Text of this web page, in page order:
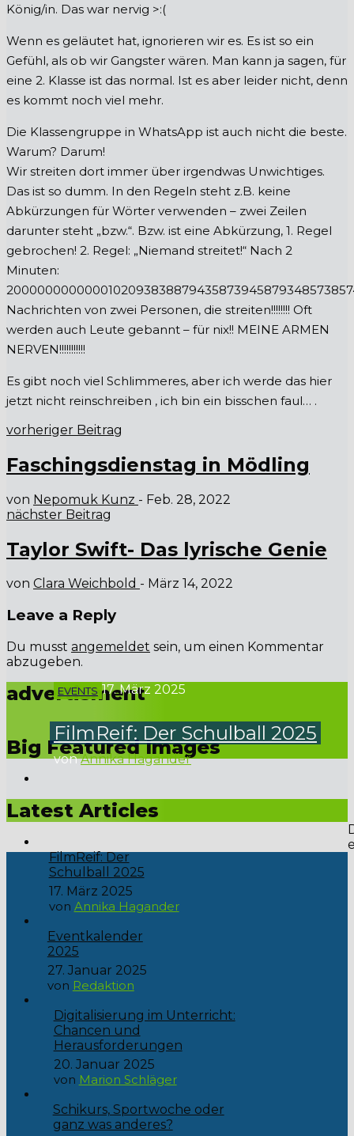
König/in. Das war nervig >:(
Wenn es geläutet hat, ignorieren wir es. Es ist so ein
Gefühl, als ob wir Gangster wären. Man kann ja sagen, für
eine 2. Klasse ist das normal. Ist es aber leider nicht, denn
es kommt noch viel mehr.
Die Klassengruppe in WhatsApp ist auch nicht die beste.
Warum? Darum!
Wir streiten dort immer über irgendwas Unwichtiges.
Das ist so dumm. In den Regeln steht z.B. keine
Abkürzungen für Wörter verwenden – zwei Zeilen
darunter steht „bzw.“. Bzw. ist eine Abkürzung, 1. Regel
gebrochen! 2. Regel: „Niemand streitet!“ Nach 2
Minuten:
Nachrichten von zwei Personen, die streiten!!!!!!!! Oft
werden auch Leute gebannt – für nix!! MEINE ARMEN
NERVEN!!!!!!!!!!!
Es gibt noch viel Schlimmeres, aber ich werde das hier
jetzt nicht reinschreiben , ich bin ein bisschen faul… .
vorheriger Beitrag
Faschingsdienstag in Mödling
von Nepomuk Kunz - Feb. 28, 2022
nächster Beitrag
Taylor Swift- Das lyrische Genie
von Clara Weichbold - März 14, 2022
Leave a Reply
Du musst angemeldet sein, um einen Kommentar
abzugeben.
advertisment
Big Featured Images
EVENTS 17. März 2025
FilmReif: Der Schulball 2025
vonAnnika Hagander
des Jahres: unser Schulball unter dem schillernden Motto...
Latest Articles
FilmReif: Der
Schulball 2025
17. März 2025
von Annika Hagander
Eventkalender
2025
27. Januar 2025
von Redaktion
Digitalisierung im Unterricht:
Chancen und
Herausforderungen
20. Januar 2025
von Marion Schläger
Schikurs, Sportwoche oder
ganz was anderes?